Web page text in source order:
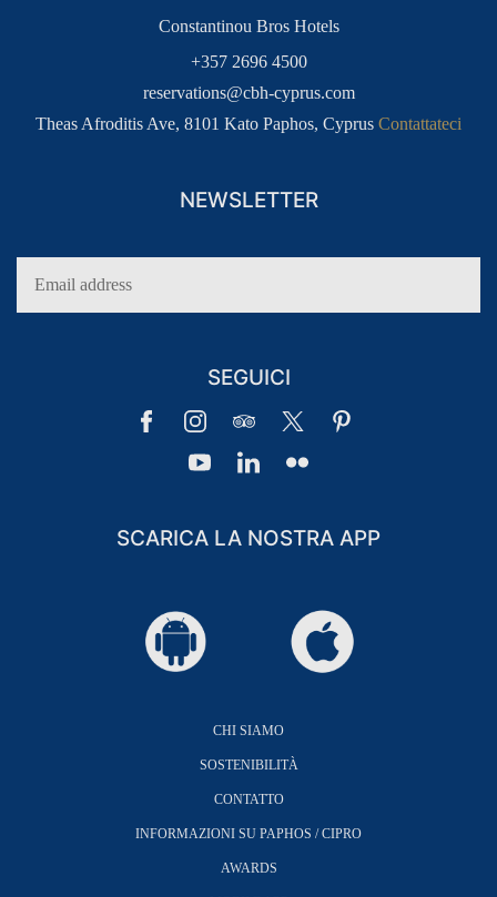
Constantinou Bros Hotels
+357 2696 4500
reservations@cbh-cyprus.com
Theas Afroditis Ave, 8101 Kato Paphos, Cyprus Contattateci
NEWSLETTER
SEGUICI
SCARICA LA NOSTRA APP
CHI SIAMO
SOSTENIBILITÀ
CONTATTO
INFORMAZIONI SU PAPHOS / CIPRO
AWARDS